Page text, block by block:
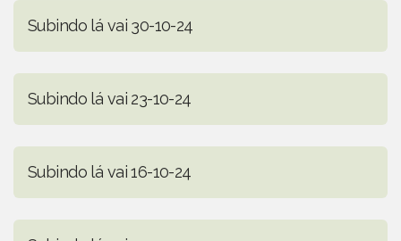
Subindo lá vai 30-10-24
Subindo lá vai 23-10-24
Subindo lá vai 16-10-24